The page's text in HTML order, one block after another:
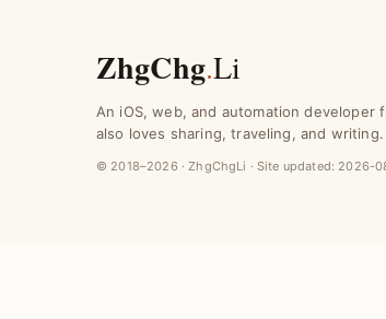
ZhgChg.Li
An iOS, web, and automation
also loves sharing, traveling, and writing.
© 2018–2026 · ZhgChgLi · Site updated: 2026-